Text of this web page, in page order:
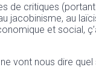
de critiques
au
et social,
vont nous dire